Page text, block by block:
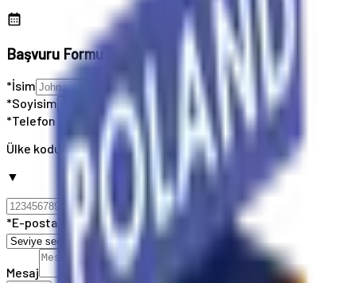
Başvuru Formu
*İsim
*Soyisim
*Telefon
Ülke kodunuzu seçin
▼
*E-posta
Mesaj